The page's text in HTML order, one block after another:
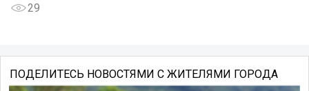
29
ПОДЕЛИТЕСЬ НОВОСТЯМИ С ЖИТЕЛЯМИ ГОРОДА